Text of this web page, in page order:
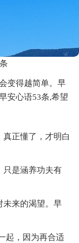
变得越简单。早
安心语53条,希望
正懂了，才明白
只是涵养功夫有
未来的渴望。早
起，因为再合适